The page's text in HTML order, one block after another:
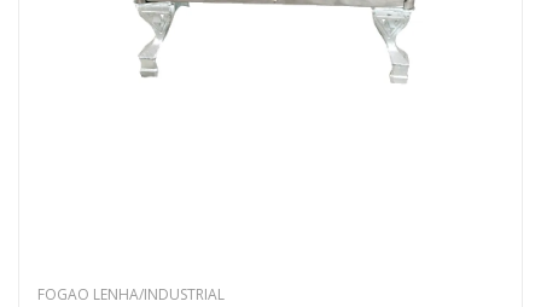
FOGAO LENHA/INDUSTRIAL